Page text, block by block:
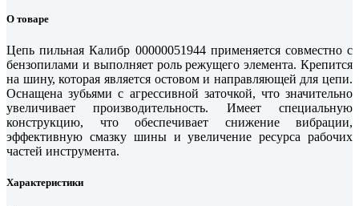
О товаре
Цепь пильная Калибр 00000051944 применяется совместно с
бензопилами и выполняет роль режущего элемента. Крепится
на шину, которая является остовом и направляющей для цепи.
Оснащена зубьями с агрессивной заточкой, что значительно
увеличивает производительность. Имеет специальную
конструкцию, что обеспечивает снижение вибрации,
эффективную смазку шины и увеличение ресурса рабочих
частей инструмента.
Характеристики